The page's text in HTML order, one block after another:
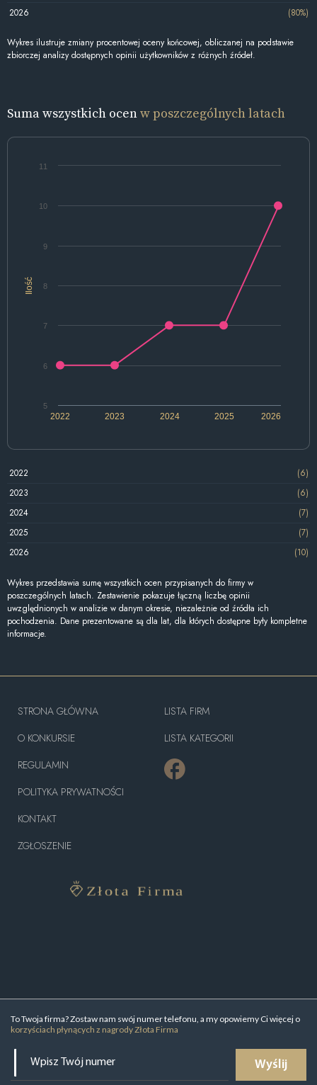
2026
(80%)
Wykres ilustruje zmiany procentowej oceny końcowej, obliczanej na podstawie
zbiorczej analizy dostępnych opinii użytkowników z różnych źródeł.
Suma wszystkich ocenw poszczególnych latach
Ilość
2022 2024 2026
2023 2025
5
6
7
8
9
10
11
2022
(6)
2023
(6)
2024
(7)
2025
(7)
2026
(10)
Wykres przedstawia sumę wszystkich ocen przypisanych do firmy w
poszczególnych latach. Zestawienie pokazuje łączną liczbę opinii
uwzględnionych w analizie w danym okresie, niezależnie od źródła ich
pochodzenia. Dane prezentowane są dla lat, dla których dostępne były kompletne
informacje.
To Twoja firma? Zostaw nam swój numer telefonu, a my opowiemy Ci więcej o
korzyściach płynących z nagrody Złota Firma
Wyślij
STRONA GŁÓWNA
O KONKURSIE
REGULAMIN
POLITYKA PRYWATNOŚCI
KONTAKT
ZGŁOSZENIE
LISTA FIRM
LISTA KATEGORII